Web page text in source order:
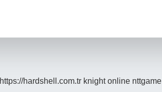
https://hardshell.com.tr knight online nttgame